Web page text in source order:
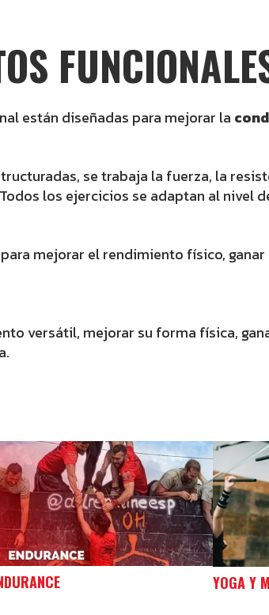
están diseñadas para mejorar la
se trabaja la fuerza, la
los ejercicios se adaptan al nivel
mejorar el rendimiento físico,
versátil, mejorar su forma física,
YOGA Y